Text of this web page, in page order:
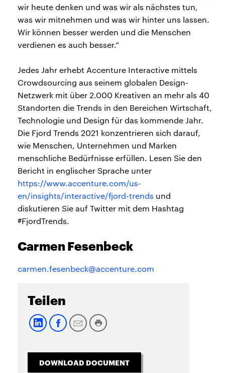
wir heute denken und was wir als nächstes tun,
was wir mitnehmen und was wir hinter uns lassen.
Wir können besser werden und die Menschen
verdienen es auch besser.“
Jedes Jahr erhebt Accenture Interactive mittels
Crowdsourcing aus seinem globalen Design-
Netzwerk mit über 2.000 Kreativen an mehr als 40
Standorten die Trends in den Bereichen Wirtschaft,
Technologie und Design für das kommende Jahr.
Die Fjord Trends 2021 konzentrieren sich darauf,
wie Menschen, Unternehmen und Marken
menschliche Bedürfnisse erfüllen. Lesen Sie den
Bericht in englischer Sprache unter
https://www.accenture.com/us-
en/insights/interactive/fjord-trends und
diskutieren Sie auf Twitter mit dem Hashtag
#FjordTrends.
Carmen Fesenbeck
carmen.fesenbeck@accenture.com
Teilen
DOWNLOAD DOCUMENT